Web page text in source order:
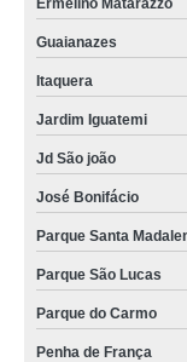
Ermelino Matarazzo
Guaianazes
Itaquera
Jardim Iguatemi
Jd São joão
José Bonifácio
Parque Santa
Parque São Lucas
Parque do Carmo
Penha de França